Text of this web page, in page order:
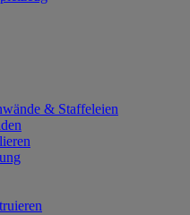
& Staffeleien